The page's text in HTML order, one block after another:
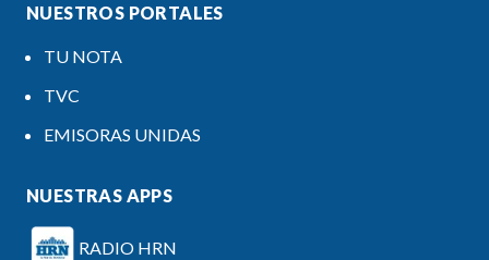
NUESTROS PORTALES
TU NOTA
TVC
EMISORAS UNIDAS
NUESTRAS APPS
RADIO HRN